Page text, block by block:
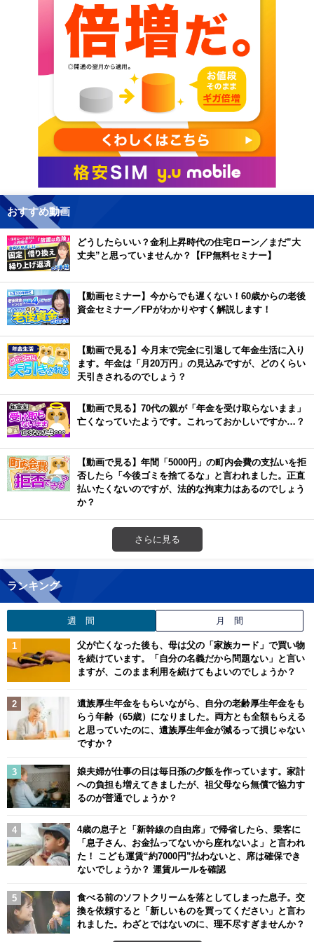
おすすめ動画
どうしたらいい？金利上昇時代の住宅ローン／まだ”大
丈夫”と思っていませんか？【FP無料セミナー】
【動画セミナー】今からでも遅くない！60歳からの老後
資金セミナー／FPがわかりやすく解説します！
【動画で見る】今月末で完全に引退して年金生活に入り
ます。年金は「月20万円」の見込みですが、どのくらい
天引きされるのでしょう？
【動画で見る】70代の親が「年金を受け取らないまま」
亡くなっていたようです。これっておかしいですか…？
【動画で見る】年間「5000円」の町内会費の支払いを拒
否したら「今後ゴミを捨てるな」と言われました。正直
払いたくないのですが、法的な拘束力はあるのでしょう
か？
さらに見る
ランキング
週 間 月 間
父が亡くなった後も、母は父の「家族カード」で買い物
を続けています。「自分の名義だから問題ない」と言い
ますが、このまま利用を続けてもよいのでしょうか？
遺族厚生年金をもらいながら、自分の老齢厚生年金をも
らう年齢（65歳）になりました。両方とも全額もらえる
と思っていたのに、遺族厚生年金が減るって損じゃない
ですか？
娘夫婦が仕事の日は毎日孫の夕飯を作っています。家計
への負担も増えてきましたが、祖父母なら無償で協力す
るのが普通でしょうか？
4歳の息子と「新幹線の自由席」で帰省したら、乗客に
「息子さん、お金払ってないから座れないよ」と言われ
た！ こども運賃“約7000円”払わないと、席は確保でき
ないでしょうか？ 運賃ルールを確認
食べる前のソフトクリームを落としてしまった息子。交
換を依頼すると「新しいものを買ってください」と言わ
れました。わざとではないのに、理不尽すぎませんか？